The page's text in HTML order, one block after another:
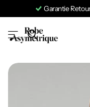
Garantie